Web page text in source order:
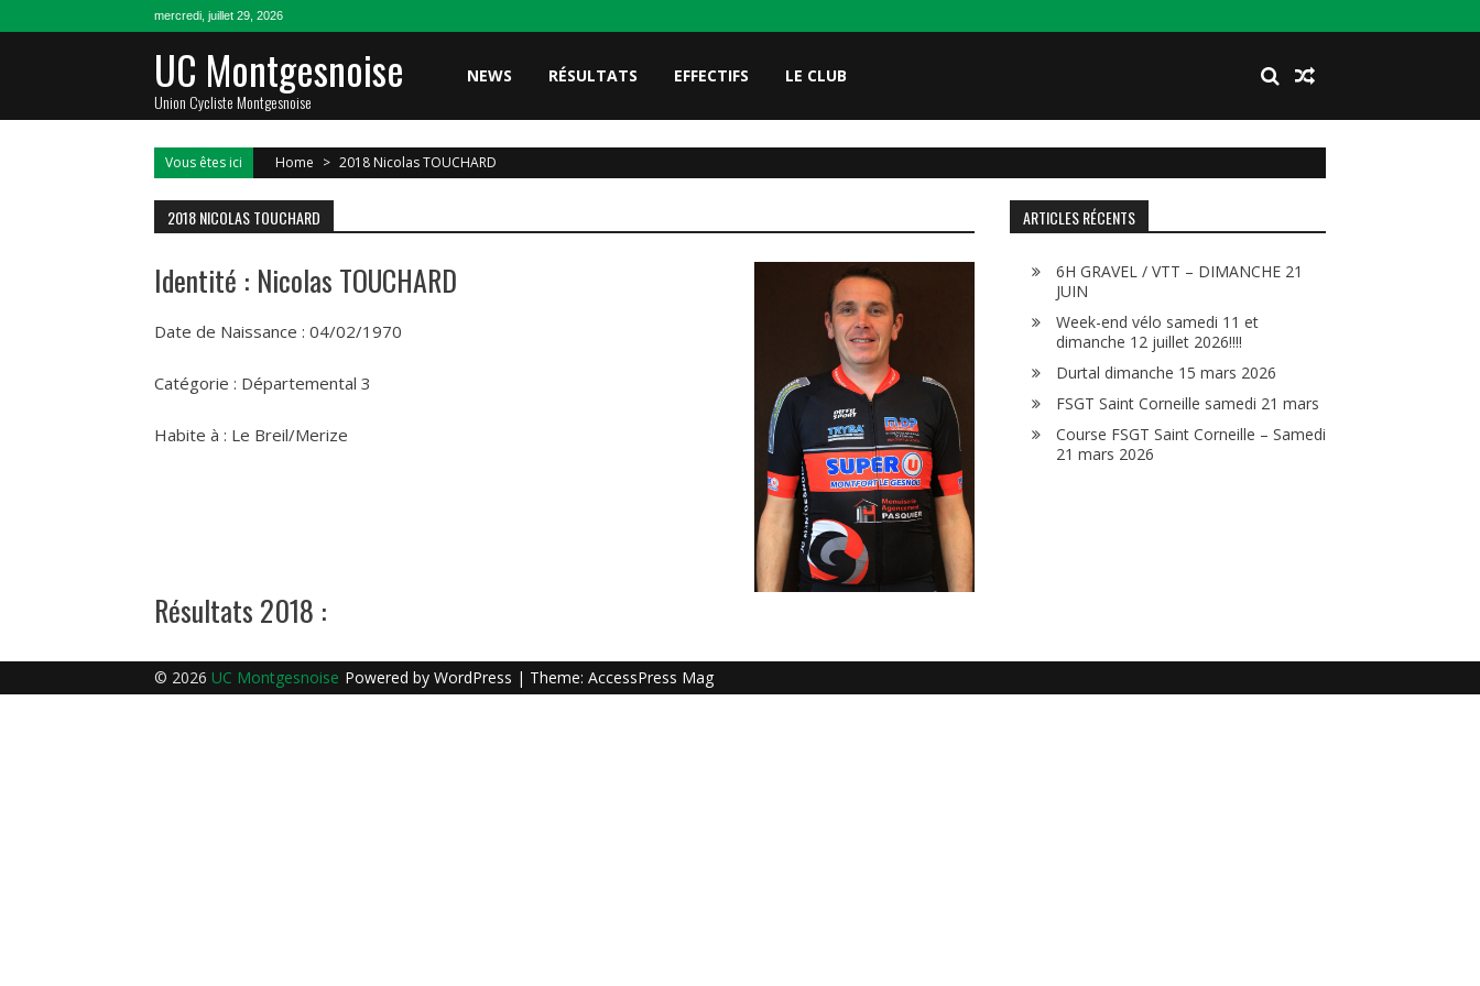
mercredi, juillet 29, 2026
UC Montgesnoise
Union Cycliste Montgesnoise
NEWS RÉSULTATS EFFECTIFS LE CLUB
Vous êtes ici Home > 2018 Nicolas TOUCHARD
2018 NICOLAS TOUCHARD
Identité : Nicolas TOUCHARD
Date de Naissance : 04/02/1970
Catégorie : Départemental 3
Habite à : Le Breil/Merize
Résultats 2018 :
ARTICLES RÉCENTS
6H GRAVEL / VTT – DIMANCHE 21
JUIN
Week-end vélo samedi 11 et
dimanche 12 juillet 2026!!!!
Durtal dimanche 15 mars 2026
FSGT Saint Corneille samedi 21 mars
Course FSGT Saint Corneille – Samedi
21 mars 2026
© 2026 UC Montgesnoise Powered by WordPress | Theme: AccessPress Mag